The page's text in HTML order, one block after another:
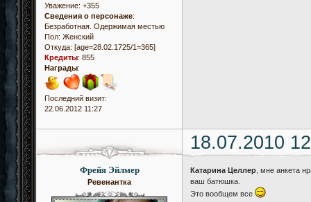
Уважение: +355
Сведения о персонаже:
Безработная. Одержимая местью
Пол: Женский
Откуда: [age=28.02.1725/1=365]
Кредиты: 855
Награды:
Последний визит:
22.06.2012 11:27
18.07.2010
Фрейя Эйлмер
Ревенантка
Катарина Целлер , мне анкета
ваш батюшка.
Это вообщем все